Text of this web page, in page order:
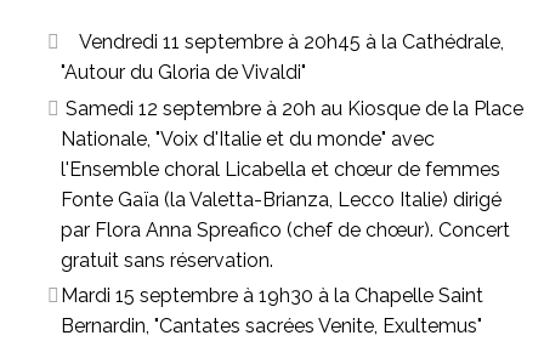
Vendredi 11 septembre à 20h45 à la Cathédrale,
"Autour du Gloria de Vivaldi"
Samedi 12 septembre à 20h au Kiosque de la Place
Nationale, "Voix d'Italie et du monde" avec
l'Ensemble choral Licabella et chœur de femmes
Fonte Gaïa (la Valetta-Brianza, Lecco Italie) dirigé
par Flora Anna Spreafico (chef de chœur). Concert
gratuit sans réservation.
Mardi 15 septembre à 19h30 à la Chapelle Saint
Bernardin, "Cantates sacrées Venite, Exultemus"